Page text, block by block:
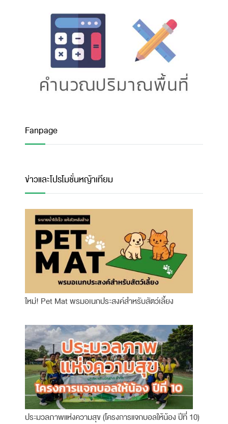
Fanpage
ข่าวและโปรโมชั่นหญ้าเทียม
ใหม่! Pet Mat พรมอเนกประสงค์สำหรับสัตว์เลี้ยง
ประมวลภาพแห่งความสุข (โครงการแจกบอลให้น้อง ปีที่ 10)